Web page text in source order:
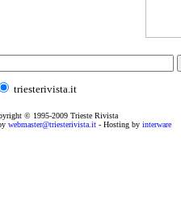
triesterivista.it
© 1995-2009 Trieste Rivista
webmaster@triesterivista.it- Hosting by interware